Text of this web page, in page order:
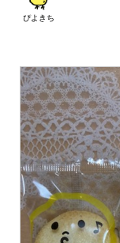
ぴよきち